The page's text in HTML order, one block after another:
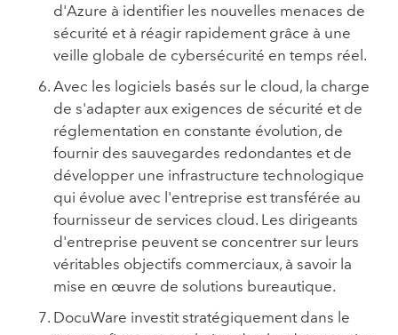
d'Azure à identifier les nouvelles menaces de
sécurité et à réagir rapidement grâce à une
veille globale de cybersécurité en temps réel.
Avec les logiciels basés sur le cloud, la charge
de s'adapter aux exigences de sécurité et de
réglementation en constante évolution, de
fournir des sauvegardes redondantes et de
développer une infrastructure technologique
qui évolue avec l'entreprise est transférée au
fournisseur de services cloud. Les dirigeants
d'entreprise peuvent se concentrer sur leurs
véritables objectifs commerciaux, à savoir la
mise en œuvre de solutions bureautique.
DocuWare investit stratégiquement dans le